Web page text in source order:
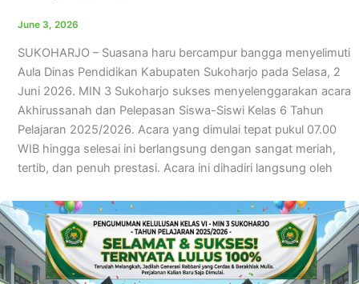
June 3, 2026
SUKOHARJO – Suasana haru bercampur bangga menyelimuti
Aula Dinas Pendidikan Kabupaten Sukoharjo pada Selasa, 2
Juni 2026. MIN 3 Sukoharjo sukses menyelenggarakan acara
Akhirussanah dan Pelepasan Siswa-Siswi Kelas 6 Tahun
Pelajaran 2025/2026. Acara yang dimulai tepat pukul 07.00
WIB hingga selesai ini berlangsung dengan sangat meriah,
tertib, dan penuh prestasi. Acara ini dihadiri langsung oleh